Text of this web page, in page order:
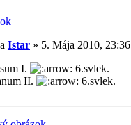
Istar » 5. Mája 2010, 23:36
I.
6.svlek.
II.
6.svlek.